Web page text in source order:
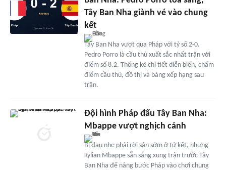
Tây Ban Nha giành vé vào chung
kết
Tây Ban Nha vượt qua Pháp với tỷ số 2-0.
Pedro Porro là cầu thủ xuất sắc nhất trận với
điểm số 8.2. Thống kê chi tiết diễn biến, chấm
điểm cầu thủ, đồ thị và bảng xếp hạng sau
trận.
Đội hình Pháp đấu Tây Ban Nha:
Mbappe vượt nghịch cảnh
Bị đau nhẹ phải rời sân sớm ở tứ kết, nhưng
Kylian Mbappe sẵn sàng xung trận trước Tây
Ban Nha để nâng bước Pháp vào chơi chung